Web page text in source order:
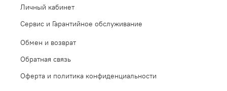
Личный кабинет
Сервис и Гарантийное обслуживание
Обмен и возврат
Обратная связь
Оферта и политика конфиденциальности